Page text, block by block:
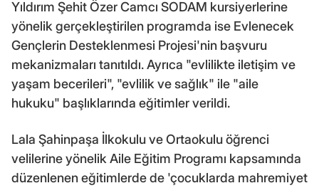
Yıldırım Şehit Özer Camcı SODAM kursiyerlerine
yönelik gerçekleştirilen programda ise Evlenecek
Gençlerin Desteklenmesi Projesi'nin başvuru
mekanizmaları tanıtıldı. Ayrıca "evlilikte iletişim ve
yaşam becerileri", "evlilik ve sağlık" ile "aile
hukuku" başlıklarında eğitimler verildi.
Lala Şahinpaşa İlkokulu ve Ortaokulu öğrenci
velilerine yönelik Aile Eğitim Programı kapsamında
düzenlenen eğitimlerde de 'çocuklarda mahremiyet